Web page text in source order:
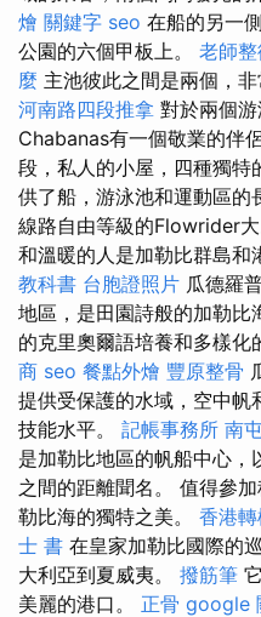
燴 關鍵字 seo 在船的另一
公園的六個甲板上。 老師
麼 主池彼此之間是兩個，
河南路四段推拿 對於兩個
Chabanas有一個敬業的伴
段，私人的小屋，四種獨特
供了船，游泳池和運動區的
線路自由等級的Flowrider
和溫暖的人是加勒比群島和
教科書 台胞證照片 瓜德羅
地區，是田園詩般的加勒比
的克里奧爾語培養和多樣化
商 seo 餐點外燴 豐原整骨
提供受保護的水域，空中帆
技能水平。 記帳事務所 南
是加勒比地區的帆船中心
之間的距離聞名。 值得參
勒比海的獨特之美。 香港
士 書 在皇家加勒比國際的
大利亞到夏威夷。 撥筋筆
美麗的港口。 正骨 google